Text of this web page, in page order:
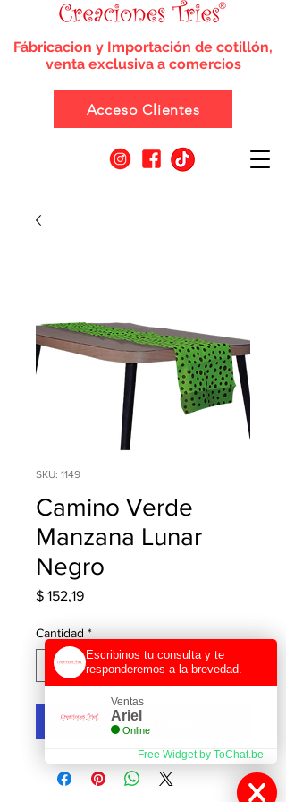
Fábricacion y Importación de cotillón,
venta exclusiva a comercios
Acceso Clientes
SKU: 1149
Camino Verde
Manzana Lunar
Negro
$ 152,19Precio
Cantidad *
Agregar al carrito
Escribinos tu consulta y te
responderemos a la brevedad.
Ventas
Ariel
Online
Free Widget by ToChat.be